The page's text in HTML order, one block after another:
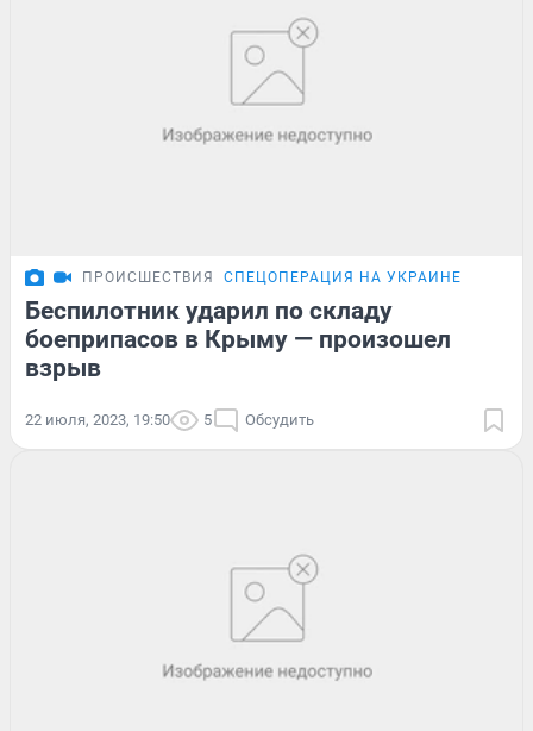
ПРОИСШЕСТВИЯ СПЕЦОПЕРАЦИЯ НА УКРАИНЕ
Беспилотник ударил по складу
боеприпасов в Крыму — произошел
взрыв
22 июля, 2023, 19:50 5 Обсудить